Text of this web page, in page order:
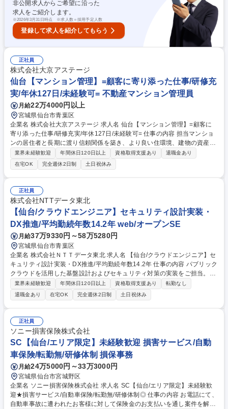
開も行っているため、英語が得意な方は海外の案件に携わるチャンスもあ
ります。 募集職種 【青葉区/法務】リーガルスタッフ/年休120日/手当・福
利厚生充実/裁量権◎
非公開求人からご希望に沿った
求人をご紹介します。
※2026年3月31日時点 ※求人数＝採用予定人数
登録して求人を紹介してもらう
正社員
株式会社大京アステージ
仙台【マンション管理】=顧客に寄り添った仕事/研修充
実/年休127日/未経験可= 不動産マンション管理員
月給22万4000円以上
宮城県仙台市青葉区
企業名 株式会社大京アステージ 求人名 仙台【マンション管理】=顧客に
寄り添った仕事/研修充実/年休127日/未経験可= 仕事の内容 担当マンショ
ンの居住者と長期に渡り信頼関係を築き、より良い住環境、建物の資産価
値向上、居住者のコミュニティ形成を担う業務。 ■マンション巡回：管理
員との面談を通して居住者のニーズ等を把握 ■理事会/総会運営：予算/決
算案の提案、マンション運営ルール、運営資金計画等の支援 ■居住者の
方々の交流企画の提案/サポート ■修繕工事：提案/スケジュール管理 《内
勤：外勤＝5：5程度》 【キャリア】大京は管理受託戸数NO.1！多くの物
件を管理してきたノウハウがあり学べる環境です。モバイルPC一人一台
貸与、事務処理のシステム化にて事務作業を効率化。現場に時間を割ける
体制を整備。 募集職種 仙台【マンション管理】=顧客に寄り添った仕事/
研修充実/年休127日/未経験可=
業界未経験歓迎 年間休日120日以上 資格取得支援あり
退職金あり
在宅OK
完全週休2日制 土日祝休み
正社員
株式会社NTTデータ東北
【仙台/クラウドエンジニア】セキュリティ設計実装・
DX推進/平均勤続年数14.2年 web/オープンSE
月給37万9330円～58万5280円
宮城県仙台市青葉区
企業名 株式会社ＮＴＴデータ東北 求人名 【仙台/クラウドエンジニア】セ
キュリティ設計実装・DX推進/平均勤続年数14.2年 仕事の内容 パブリック
クラウドを活用した基盤設計およびセキュリティ対策の実装をご担当。ネ
ットワーク認証や暗号化等の要件定義からハイブリッド環境での高信頼な
基盤開発まで、顧客との技術的折衝を行います。 ■複数クラウドの基盤ア
ーキテクチャ設計 ■セキュリティ設計実装 ■AI実行環境最適化 ■障害対応
【仕事の魅力】 NTTデータグループの技術力を活かし最先端の事例を創出
できます。様々なクラウド基盤の設計に深く関与し、顧客の経営課題解決
に直結するテーマで技術を磨き成長できる環境です。 募集職種 【仙台/ク
ラウドエンジニア】セキュリティ設計実装・DX推進/平均勤続年数14.2年
業界未経験歓迎 年間休日120日以上 資格取得支援あり
転勤なし
退職金あり
在宅OK 完全週休2日制 土日祝休み
正社員
ソニー損害保険株式会社
SC【仙台/エリア限定】未経験歓迎 損害サービス/自動
車保険/転勤無/研修体制 損保事務
月給24万5000円～33万3000円
宮城県仙台市宮城野区
企業名 ソニー損害保険株式会社 求人名 SC【仙台/エリア限定】未経験歓
迎★損害サービス/自動車保険/転勤無/研修体制◎ 仕事の内容 お電話にて、
自動車事故に遭われたお客様に対して保険金のお支払いを通し案件を解決